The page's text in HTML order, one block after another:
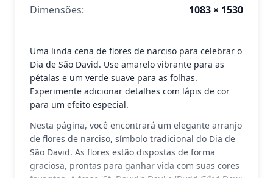
Dimensões: 1083 × 1530
Uma linda cena de flores de narciso para celebrar o
Dia de São David. Use amarelo vibrante para as
pétalas e um verde suave para as folhas.
Experimente adicionar detalhes com lápis de cor
para um efeito especial.
Nesta página, você encontrará um elegante arranjo
de flores de narciso, símbolo tradicional do Dia de
São David. As flores estão dispostas de forma
graciosa, prontas para ganhar vida com suas cores